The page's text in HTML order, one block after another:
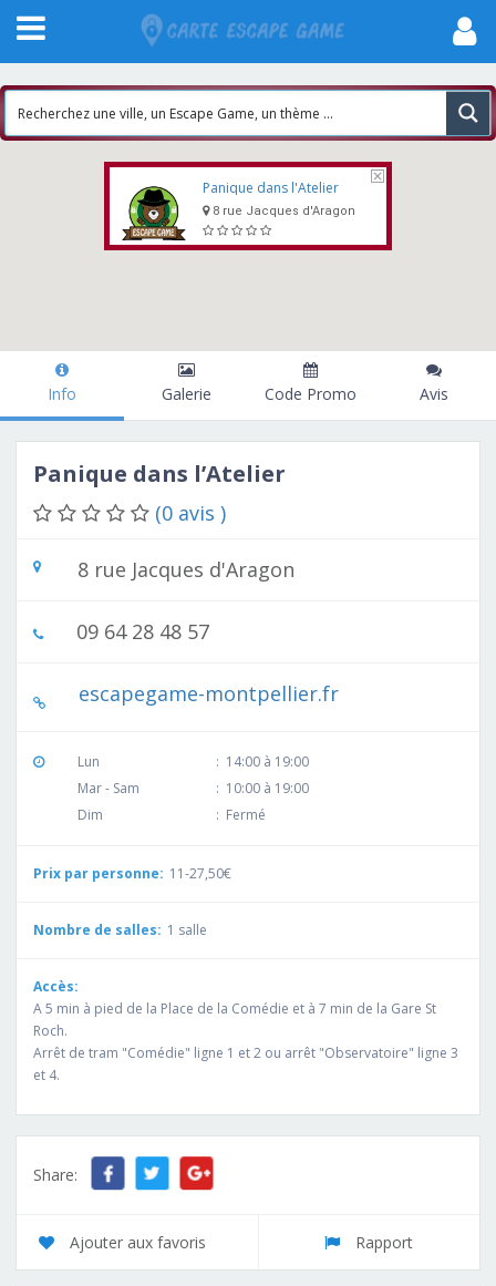
Panique dans l'Atelier
8 rue Jacques d'Aragon
Info Galerie Code Promo Avis
Panique dans l’Atelier
(0 avis )
8 rue Jacques d'Aragon
09 64 28 48 57
escapegame-montpellier.fr
Lun : 14:00 à 19:00
Mar - Sam
: 10:00 à 19:00
Dim
: Fermé
Prix par personne: 11-27,50€
Nombre de salles: 1 salle
Accès:
A 5 min à pied de la Place de la Comédie et à 7 min de la Gare St
Roch.
Arrêt de tram "Comédie" ligne 1 et 2 ou arrêt "Observatoire" ligne 3
et 4.
Share:
Ajouter aux favoris Rapport